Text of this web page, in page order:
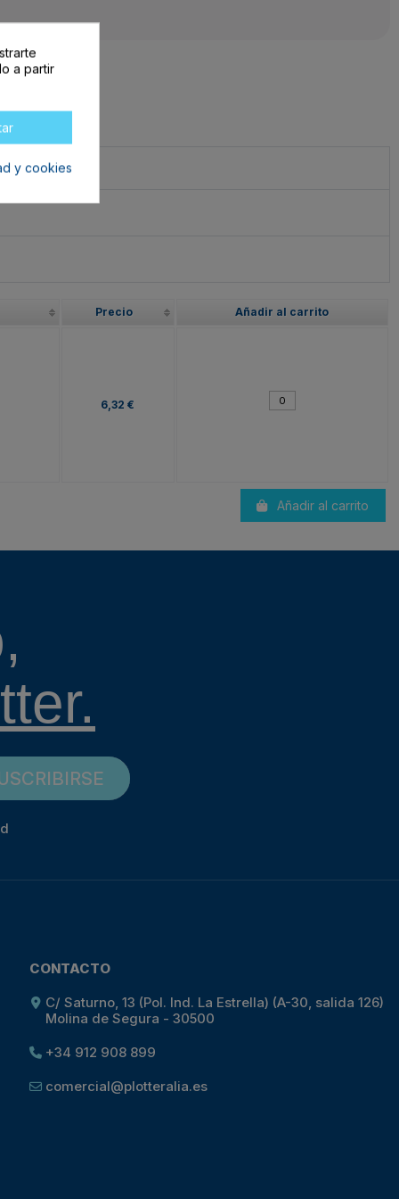
Precio Añadir al carrito
6,32 €
Añadir al carrito
CONTACTO
C/ Saturno, 13 (Pol. Ind. La Estrella) (A-30, salida 126)
Molina de Segura - 30500
+34 912 908 899
comercial@plotteralia.es
a partir
y cookies